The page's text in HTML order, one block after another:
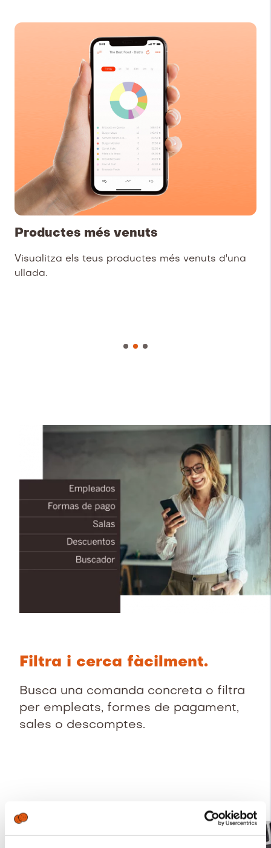
Productes més venuts
Visualitza els teus productes més venuts d'una
ullada.
Filtra i cerca fàcilment.
Busca una comanda concreta o filtra
per empleats, formes de pagament,
sales o descomptes.